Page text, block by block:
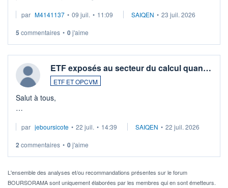
par M4141137 • 09 juil. • 11:09 SAIQEN • 23 juil. 2026
5 commentaires • 0j'aime
ETF exposés au secteur du calcul quan…
ETF ET OPCVM
Salut à tous,
via un ETF plutôt que des actions individuelles.
Idéalement, je voudrais qu'il soit éligible au PEA.
Pour l' ...
par jeboursicote • 22 juil. • 14:39 SAIQEN • 22 juil. 2026
2 commentaires • 0j'aime
L'ensemble des analyses et/ou recommandations présentes sur le forum
BOURSORAMA sont uniquement élaborées par les membres qui en sont émetteurs.